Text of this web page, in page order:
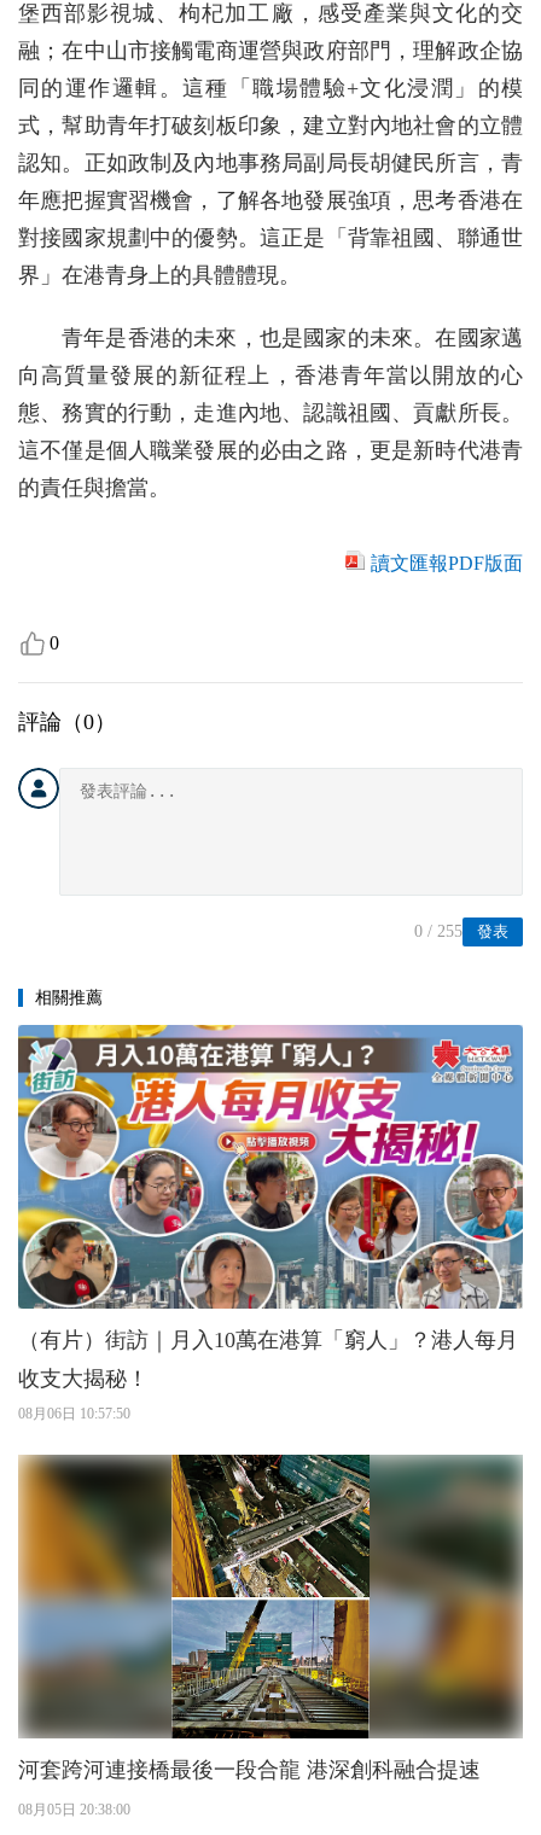
堡西部影視城、枸杞加工廠，感受產業與文化的交
融；在中山市接觸電商運營與政府部門，理解政企協
同的運作邏輯。這種「職場體驗+文化浸潤」的模
式，幫助青年打破刻板印象，建立對內地社會的立體
認知。正如政制及內地事務局副局長胡健民所言，青
年應把握實習機會，了解各地發展強項，思考香港在
對接國家規劃中的優勢。這正是「背靠祖國、聯通世
界」在港青身上的具體體現。
青年是香港的未來，也是國家的未來。在國家邁
向高質量發展的新征程上，香港青年當以開放的心
態、務實的行動，走進內地、認識祖國、貢獻所長。
這不僅是個人職業發展的必由之路，更是新時代港青
的責任與擔當。
讀文匯報PDF版面
0
評論（0）
發表
0 / 255
相關推薦
（有片）街訪｜月入10萬在港算「窮人」？港人每月
收支大揭秘！
08月06日 10:57:50
河套跨河連接橋最後一段合龍 港深創科融合提速
08月05日 20:38:00